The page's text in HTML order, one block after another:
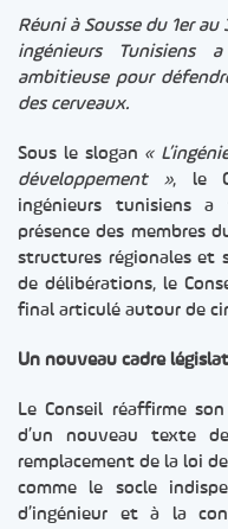
Réuni à Sousse du 1er au
ingénieurs
ambitieuse pour
des cerveaux.
Sous le slogan «
développement », le
ingénieurs tunisiens
présence des membres
structures régionales et
de délibérations, le
final articulé autour de
Un nouveau cadre
Le Conseil réaffirme
d’un nouveau texte
remplacement de la loi
comme le socle
d’ingénieur et à la